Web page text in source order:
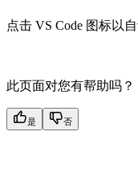
点击 VS Code 图标以
此页面对您有帮助吗？
是 否